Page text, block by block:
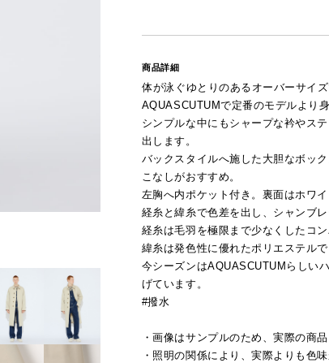
商品詳細
体が泳ぐゆとりのあるオーバーサイ
AQUASCUTUMで定番のモデルより
シンプルな中にもシャープな衿やス
出します。
バックスタイルへ施した大胆なボッ
こなしがおすすめ。
左胸へ内ポケット付き。裏面はホワ
経糸と緯糸で色差を出し、シャンブ
経糸は毛羽を極限まで少なくしたコ
緯糸は発色性に優れたポリエステル
今シーズンはAQUASCUTUMらしい
げています。
#撥水
・画像はサンプルのため、実際の商
・照明の関係により、実際よりも色